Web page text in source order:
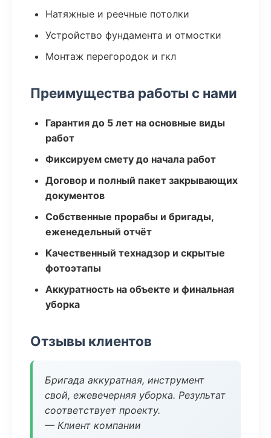
Натяжные и реечные потолки
Устройство фундамента и отмостки
Монтаж перегородок и гкл
Преимущества работы с нами
Гарантия до 5 лет на основные виды
работ
Фиксируем смету до начала работ
Договор и полный пакет закрывающих
документов
Собственные прорабы и бригады,
еженедельный отчёт
Качественный технадзор и скрытые
фотоэтапы
Аккуратность на объекте и финальная
уборка
Отзывы клиентов
Бригада аккуратная, инструмент
свой, ежевечерняя уборка. Результат
соответствует проекту.
— Клиент компании